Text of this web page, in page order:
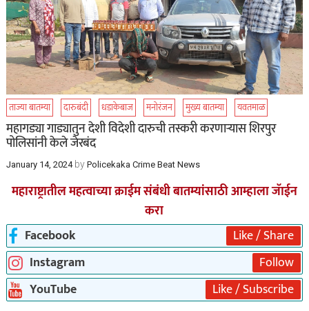
ताज्या बातम्या दारुबंदी धडाकेबाज मनोरंजन मुख्य बातम्या यवतमाळ
महागड्या गाड्यातुन देशी विदेशी दारुची तस्करी करणाऱ्यास शिरपुर
पोलिसांनी केले जेरबंद
January 14, 2024by Policekaka Crime Beat News
महाराष्ट्रातील महत्वाच्या क्राईम संबंधी बातम्यांसाठी आम्हाला जॅाईन
करा
Facebook
Like / Share
Instagram
Follow
YouTube
Like / Subscribe